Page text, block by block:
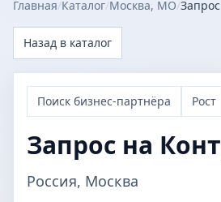
Главная/Каталог/Москва, МО/
Назад в каталог
Поиск бизнес-партнёра Рост
Запрос на
Россия, Москва